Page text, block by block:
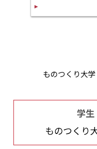
ものつくり大学